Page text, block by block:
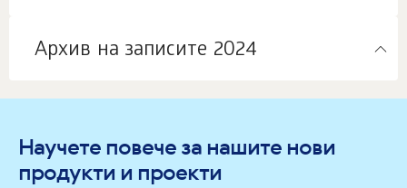
Архив на записите 2024
Научете повече за нашите нови
продукти и проекти